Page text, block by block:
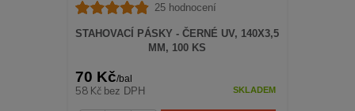
25 hodnocení
STAHOVACÍ PÁSKY - ČERNÉ UV, 140X3,5
MM, 100 KS
70 Kč/bal
58 Kč bez DPH SKLADEM